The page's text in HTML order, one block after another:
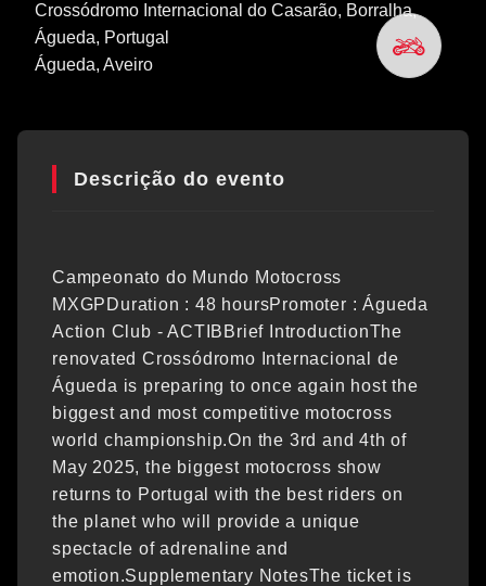
Crossódromo Internacional do Casarão, Borralha,
Águeda, Portugal
Águeda, Aveiro
Descrição do evento
Campeonato do Mundo Motocross
MXGPDuration : 48 hoursPromoter : Águeda
Action Club - ACTIBBrief IntroductionThe
renovated Crossódromo Internacional de
Águeda is preparing to once again host the
biggest and most competitive motocross
world championship.On the 3rd and 4th of
May 2025, the biggest motocross show
returns to Portugal with the best riders on
the planet who will provide a unique
spectacle of adrenaline and
emotion.Supplementary NotesThe ticket is